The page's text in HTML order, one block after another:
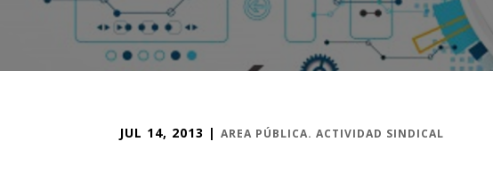
JUL 14, 2013 |AREA PÚBLICA. ACTIVIDAD SINDICAL